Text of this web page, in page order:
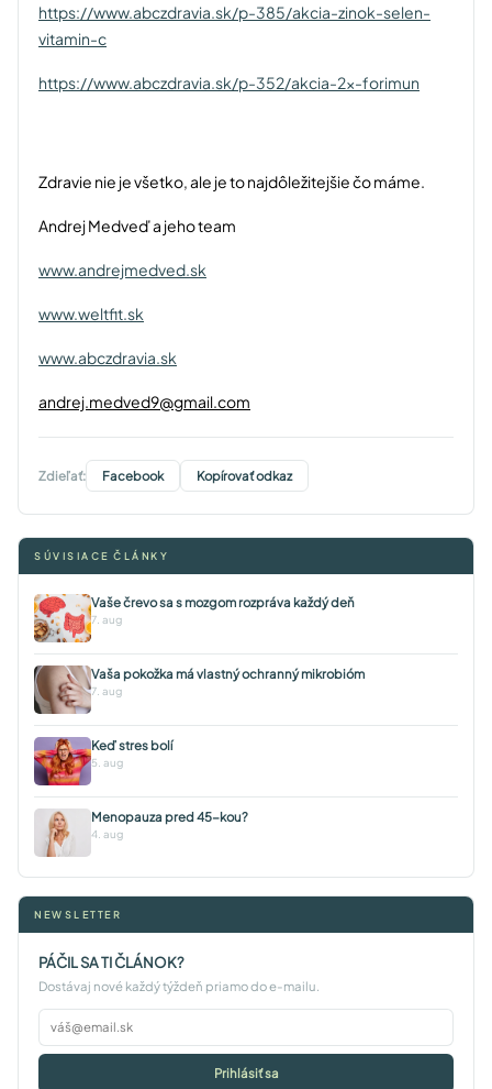
https://www.abczdravia.sk/p-385/akcia-zinok-selen-
vitamin-c
https://www.abczdravia.sk/p-352/akcia-2x-forimun
Zdravie nie je všetko, ale je to najdôležitejšie čo máme.
Andrej Medveď a jeho team
www.andrejmedved.sk
www.weltfit.sk
www.abczdravia.sk
andrej.medved9@gmail.com
Zdieľať: Facebook Kopírovať odkaz
SÚVISIACE ČLÁNKY
Vaše črevo sa s mozgom rozpráva každý deň
7. aug
Vaša pokožka má vlastný ochranný mikrobióm
7. aug
Keď stres bolí
5. aug
Menopauza pred 45-kou?
4. aug
NEWSLETTER
PÁČIL SA TI ČLÁNOK?
Dostávaj nové každý týždeň priamo do e-mailu.
Prihlásiť sa